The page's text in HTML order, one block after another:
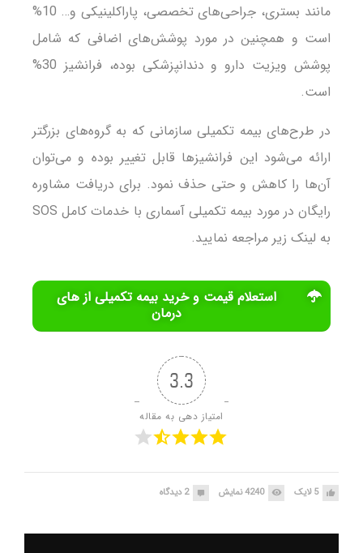
مانند بستری، جراحی‌های تخصصی، پاراکلینیکی و… 10%
است و همچنین در مورد پوشش‌های اضافی که شامل
پوشش ویزیت دارو و دندانپزشکی بوده، فرانشیز 30%
است.
در طرح‌های بیمه تکمیلی سازمانی که به گروه‌های بزرگتر
ارائه می‌شود این فرانشیزها قابل تغییر بوده و می‌توان
آن‌ها را کاهش و حتی حذف نمود. برای دریافت مشاوره
رایگان در مورد بیمه تکمیلی آسماری با خدمات کامل SOS
به لینک زیر مراجعه نمایید.
استعلام قیمت و خرید بیمه تکمیلی از های
درمان
3.3
امتیاز دهی به مقاله
5لایک 4240نمایش 2دیدگاه